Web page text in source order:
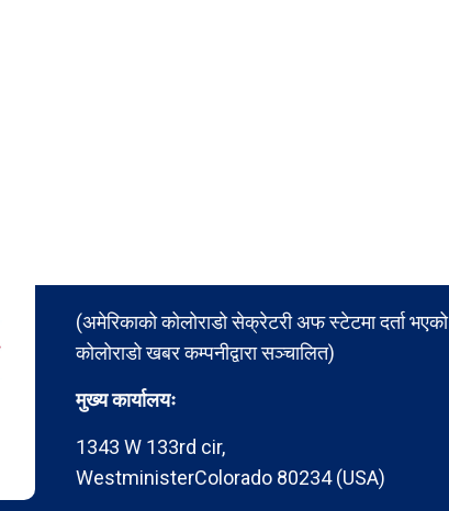
(अमेरिकाको कोलोराडो सेक्रेटरी अफ स्टेटमा दर्ता भएको
कोलोराडो खबर कम्पनीद्वारा सञ्चालित)
मुख्य कार्यालयः
1343 W 133rd cir,
WestministerColorado 80234 (USA)